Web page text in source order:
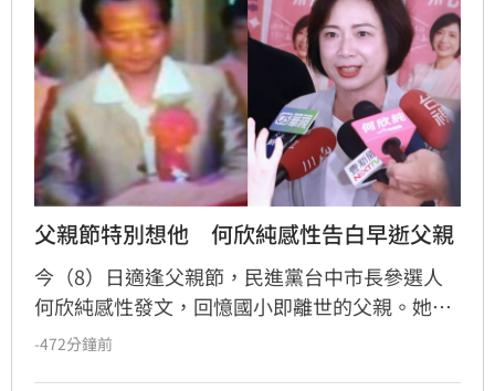
父親節特別想他　何欣純感性告白早逝父親
今（8）日適逢父親節，民進黨台中市長參選人
何欣純感性發文，回憶國小即離世的父親。她提
到，日前在地方座談會意外看見43年前父母參加
-472分鐘前